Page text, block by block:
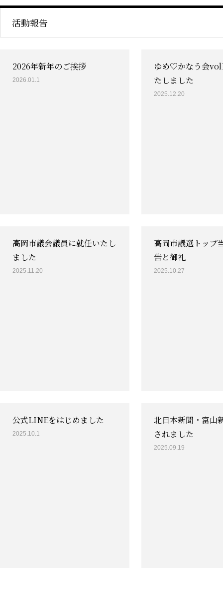
活動報告
2026年新年のご挨拶
2026.01.1
ゆめ♡かなう会
たしました
2025.12.20
高岡市議会議員に就任いたし
ました
2025.11.20
高岡市議選トップ
告と御礼
2025.10.27
公式LINEをはじめました
2025.10.1
北日本新聞・富山
されました
2025.09.19